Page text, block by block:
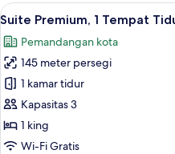
kamar
Lihat
semua
foto
untuk
Suite
Premium,
1
Tempat
13
Suite Premium, 1 Tempat
Pemandangan kota
145 meter persegi
1 kamar tidur
Kapasitas 3
1 king
Wi-Fi Gratis